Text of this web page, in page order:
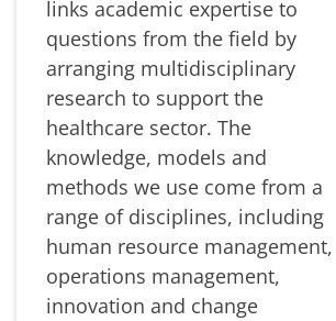
links academic expertise to
questions from the field by
arranging multidisciplinary
research to support the
healthcare sector. The
knowledge, models and
methods we use come from a
range of disciplines, including
human resource management,
operations management,
innovation and change